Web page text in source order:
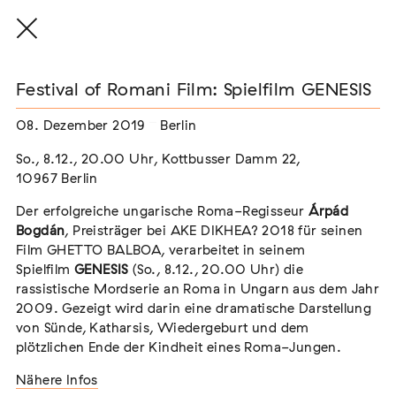
THE THREAD THAT HOLDS / DER FADEN,
DER HÄLT
22. Juli 2026 - 04. Oktober 2026 Augsburg
Der Weg der Sinti und Roma
Extern
02. August 2026 - 16. August 2026
Festival of Romani Film: Spielfilm GENESIS
08. Dezember 2019 Berlin
So., 8.12., 20.00 Uhr, Kottbusser Damm 22,
10967 Berlin
Der erfolgreiche ungarische Roma-RegisseurÁrpád
Bogdán, Preisträger bei AKE DIKHEA? 2018 für seinen
Film GHETTO BALBOA, verarbeitet in seinem
SpielfilmGENESIS (So., 8.12., 20.00 Uhr) die
rassistische Mordserie an Roma in Ungarn aus dem Jahr
2009. Gezeigt wird darin eine dramatische Darstellung
von Sünde, Katharsis, Wiedergeburt und dem
plötzlichen Ende der Kindheit eines Roma-Jungen.
Nähere Infos